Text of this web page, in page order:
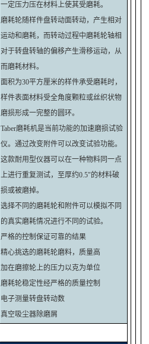
一定压力压在材料上使其受磨耗。
磨耗轮随样件盘转动面转动，产生相对
运动和磨耗，而转动过程中磨耗轮轴相
对于转盘转轴的偏移产生滑移运动，从
而磨耗材料。
面积为30平方厘米的样件承受磨耗时，
样件表面材料受全角度颗粒或丝织状物
磨损形成一完整的圆环。
Taber磨耗机是当前功能的加速磨损试验
仪。通过改变附件可以改变试验功能。
这款耐用型仪器可以在一种物料同一点
上进行重复测试，至厚约0.5"的材料破
损或被磨掉。
选择不同的磨耗轮和附件可以模拟不同
的真实磨耗情况进行不同的试验。
严格的控制保证可靠的结果
精心挑选的磨耗轮磨料，质量高
加在磨擦轮上的压力以克为单位
磨耗轮稳定性经严格的质量控制
电子测量转盘转动数
真空吸尘器除磨屑